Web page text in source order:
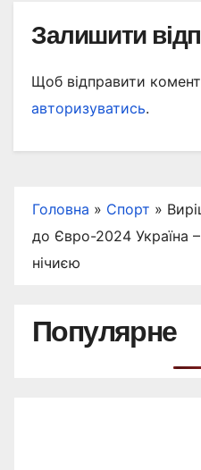
Залишити
Щоб відправити
авторизуватись.
Головна » Спорт »
до Євро-2024 Україна –
нічиєю
Популярне